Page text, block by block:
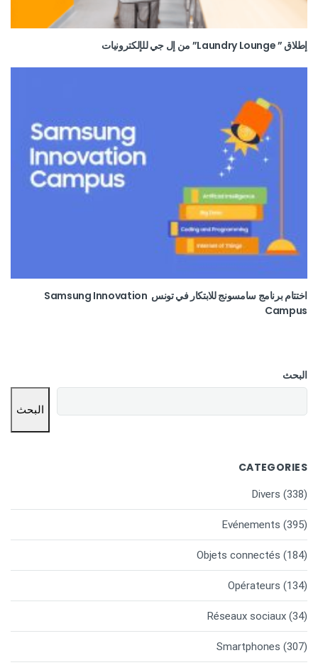
إطلاق ” Laundry Lounge” من إل جي للإلكترونيات
اختتام برنامج سامسونج للابتكار في تونس Samsung Innovation
Campus
البحث
البحث
CATEGORIES
Divers (338)
Evénements (395)
Objets connectés (184)
Opérateurs (134)
Réseaux sociaux (34)
Smartphones (307)